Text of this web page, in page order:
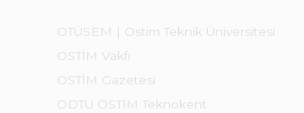
OTÜSEM | Ostim Teknik Üniversitesi
OSTİM Vakfı
OSTİM Gazetesi
ODTÜ OSTİM Teknokent